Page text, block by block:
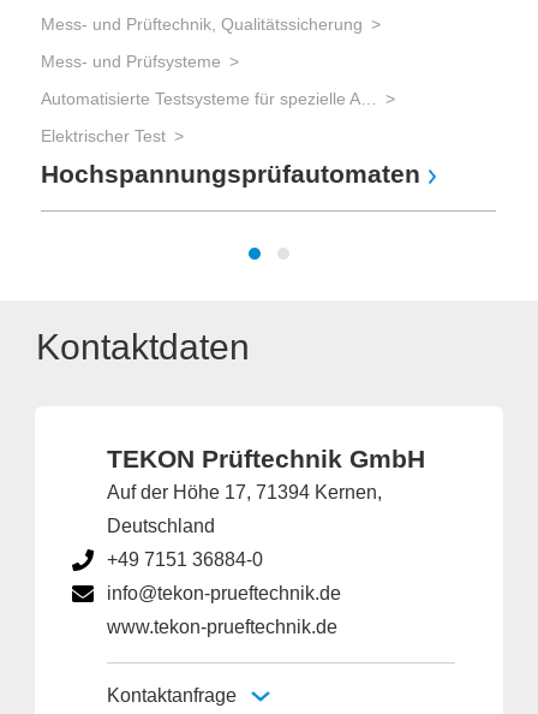
Mess- und Prüftechnik, Qualitätssicherung
Mess- und Prüfsysteme
Elektrischer Test
Hochspannungsprüfautomaten
Kontaktdaten
TEKON Prüftechnik GmbH
Auf der Höhe 17, 71394 Kernen,
Deutschland
+49 7151 36884-0
info@tekon-prueftechnik.de
www.tekon-prueftechnik.de
Kontaktanfrage